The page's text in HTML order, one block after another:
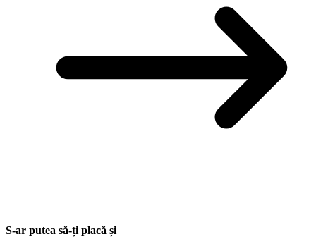
S-ar putea să-ți placă și